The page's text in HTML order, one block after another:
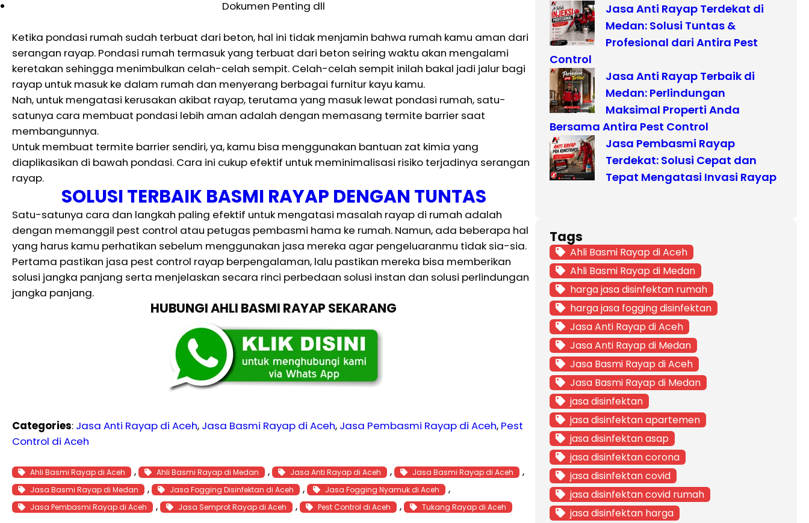
Dokumen Penting dll
Ketika pondasi rumah sudah terbuat dari beton, hal ini tidak menjamin bahwa rumah kamu aman dari
serangan rayap. Pondasi rumah termasuk yang terbuat dari beton seiring waktu akan mengalami
keretakan sehingga menimbulkan celah-celah sempit. Celah-celah sempit inilah bakal jadi jalur bagi
rayap untuk masuk ke dalam rumah dan menyerang berbagai furnitur kayu kamu.
Nah, untuk mengatasi kerusakan akibat rayap, terutama yang masuk lewat pondasi rumah, satu-
satunya cara membuat pondasi lebih aman adalah dengan memasang termite barrier saat
membangunnya.
Untuk membuat termite barrier sendiri, ya, kamu bisa menggunakan bantuan zat kimia yang
diaplikasikan di bawah pondasi. Cara ini cukup efektif untuk meminimalisasi risiko terjadinya serangan
rayap.
SOLUSI TERBAIK BASMI RAYAP DENGAN TUNTAS
Satu-satunya cara dan langkah paling efektif untuk mengatasi masalah rayap di rumah adalah
dengan memanggil pest control atau petugas pembasmi hama ke rumah. Namun, ada beberapa hal
yang harus kamu perhatikan sebelum menggunakan jasa mereka agar pengeluaranmu tidak sia-sia.
Pertama pastikan jasa pest control rayap berpengalaman, lalu pastikan mereka bisa memberikan
solusi jangka panjang serta menjelaskan secara rinci perbedaan solusi instan dan solusi perlindungan
jangka panjang.
HUBUNGI AHLI BASMI RAYAP SEKARANG
Categories: Jasa Anti Rayap di Aceh, Jasa Basmi Rayap di Aceh, Jasa Pembasmi Rayap di Aceh, Pest
Control di Aceh
Ahli Basmi Rayap di Aceh , Ahli Basmi Rayap di Medan , Jasa Anti Rayap di Aceh , Jasa Basmi Rayap di Aceh ,
Jasa Basmi Rayap di Medan , Jasa Fogging Disinfektan di Aceh , Jasa Fogging Nyamuk di Aceh ,
Jasa Pembasmi Rayap di Aceh , Jasa Semprot Rayap di Aceh , Pest Control di Aceh , Tukang Rayap di Aceh
Jasa Anti Rayap Terdekat di
Medan: Solusi Tuntas &
Profesional dari Antira Pest
Control
Jasa Anti Rayap Terbaik di
Medan: Perlindungan
Maksimal Properti Anda
Bersama Antira Pest Control
Jasa Pembasmi Rayap
Terdekat: Solusi Cepat dan
Tepat Mengatasi Invasi Rayap
Tags
Ahli Basmi Rayap di Aceh
Ahli Basmi Rayap di Medan
harga jasa disinfektan rumah
harga jasa fogging disinfektan
Jasa Anti Rayap di Aceh
Jasa Anti Rayap di Medan
Jasa Basmi Rayap di Aceh
Jasa Basmi Rayap di Medan
jasa disinfektan
jasa disinfektan apartemen
jasa disinfektan asap
jasa disinfektan corona
jasa disinfektan covid
jasa disinfektan covid rumah
jasa disinfektan harga